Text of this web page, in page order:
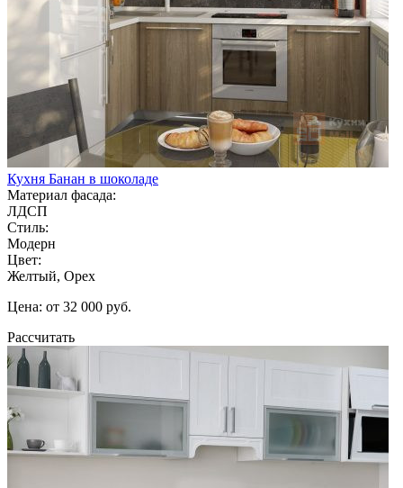
Кухня Банан в шоколаде
Материал фасада:
ЛДСП
Стиль:
Модерн
Цвет:
Желтый, Орех
Цена: от 32 000 руб.
Рассчитать